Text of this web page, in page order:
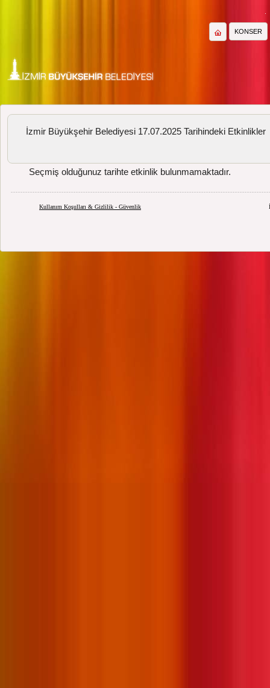
KONSER
İzmir Büyükşehir Belediyesi 17.07.2025 Tarihindeki Etkinlikler
Seçmiş olduğunuz tarihte etkinlik bulunmamaktadır.
Kullanım Koşulları & Gizlilik - Güvenlik